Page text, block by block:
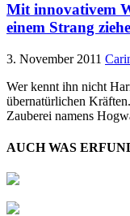
Mit innovativem
einem Strang
3. November 2011
Wer kennt ihn nicht
übernatürlichen
Zauberei namens
AUCH WAS